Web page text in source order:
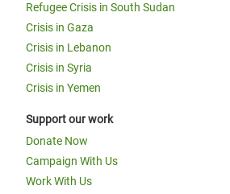
Refugee Crisis in South Sudan
Crisis in Gaza
Crisis in Lebanon
Crisis in Syria
Crisis in Yemen
Support our work
Donate Now
Campaign With Us
Work With Us